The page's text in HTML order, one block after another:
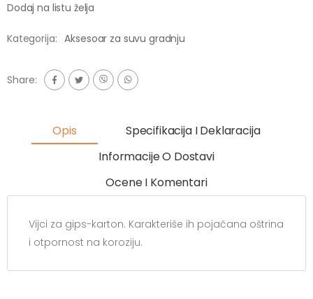
Dodaj na listu želja
Kategorija: Aksesoar za suvu gradnju
Share:
Opis
Specifikacija I Deklaracija
Informacije O Dostavi
Ocene I Komentari
Vijci za gips-karton. Karakteriše ih pojačana oštrina
i otpornost na koroziju.